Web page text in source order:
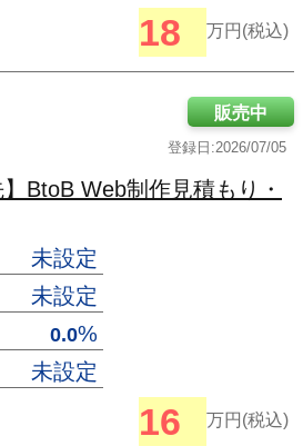
18 万円(税込)
登録日:2026/07/05
販売中
BtoB Web制作見積もり・
未設定
未設定
0.0%
未設定
16 万円(税込)